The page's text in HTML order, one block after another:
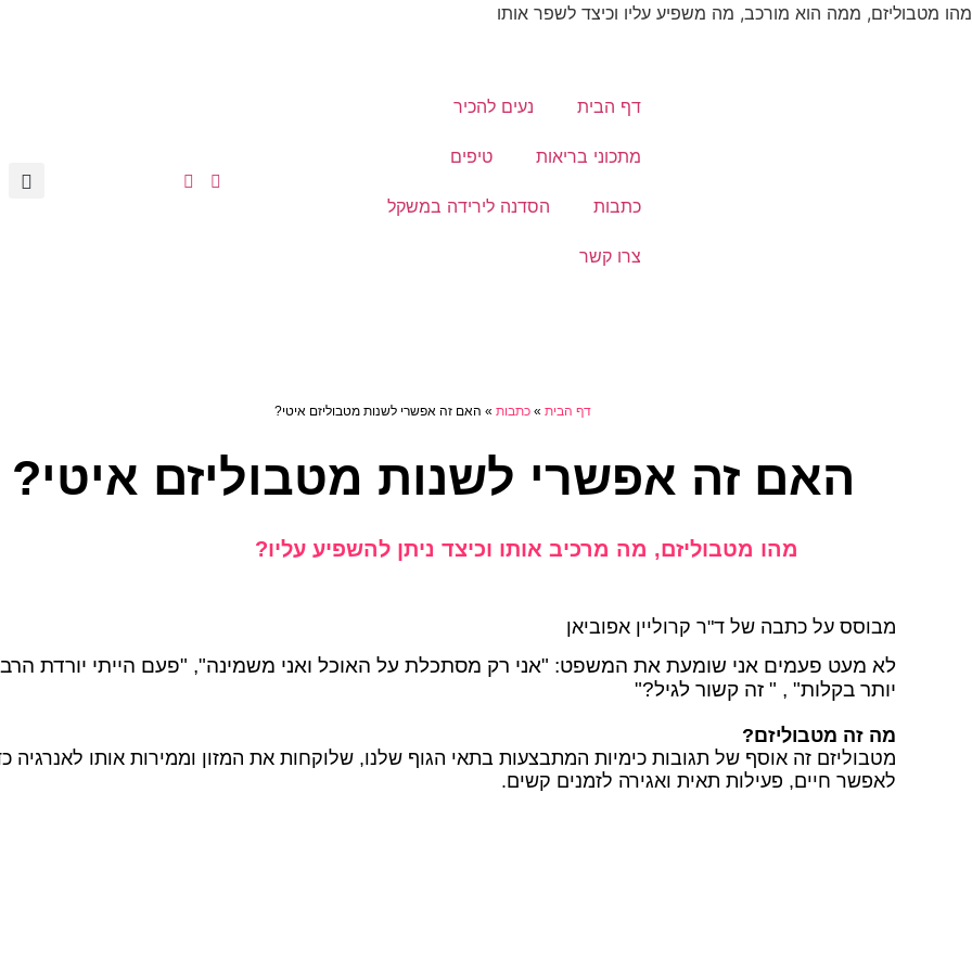
מהו מטבוליזם, ממה הוא מורכב, מה משפיע עליו וכיצד לשפר אותו
דף הבית נעים להכיר
מתכוני בריאות טיפים
כתבות הסדנה לירידה במשקל
צרו קשר
דף הבית » כתבות » האם זה אפשרי לשנות מטבוליזם איטי?
האם זה אפשרי לשנות מטבוליזם איטי?
מהו מטבוליזם, מה מרכיב אותו וכיצד ניתן להשפיע עליו?
מבוסס על כתבה של ד"ר קרוליין אפוביאן
לא מעט פעמים אני שומעת את המשפט: "אני רק מסתכלת על האוכל ואני משמינה", "פעם הייתי יורדת
יותר בקלות" , " זה קשור לגיל?"
מה זה מטבוליזם?
מטבוליזם זה אוסף של תגובות כימיות המתבצעות בתאי הגוף שלנו, שלוקחות את המזון וממירות אותו לאנרגיה
לאפשר חיים, פעילות תאית ואגירה לזמנים קשים.